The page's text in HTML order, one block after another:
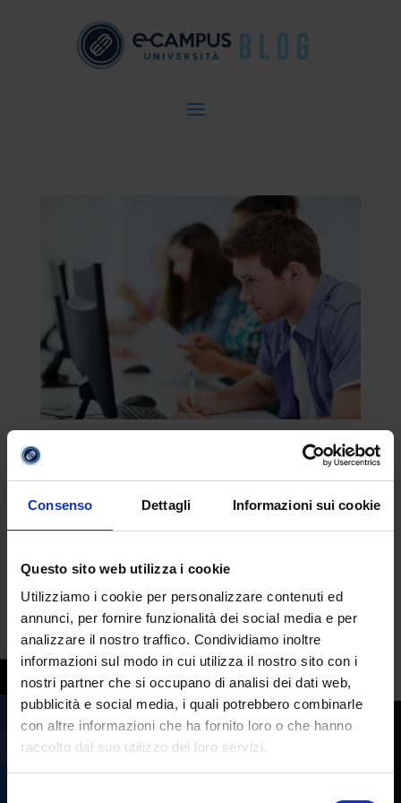
Consenso Dettagli Informazioni sui cookie
Questo sito web utilizza i cookie
Utilizziamo i cookie per personalizzare contenuti ed
annunci, per fornire funzionalità dei social media e per
analizzare il nostro traffico. Condividiamo inoltre
informazioni sul modo in cui utilizza il nostro sito con i
nostri partner che si occupano di analisi dei dati web,
pubblicità e social media, i quali potrebbero combinarle
con altre informazioni che ha fornito loro o che hanno
raccolto dal suo utilizzo dei loro servizi.
Concorso docenti, pubblicato bando.
daRedazione|Dic 12, 2023|Mondo Scuola
Dopo oltre un anno di attesa, finalmente è
straordinario, che ha l’obiettivo di coprire
trentamila posti, di cui un terzo sono posti
di sostegno. Il bando e i posti a disposizione